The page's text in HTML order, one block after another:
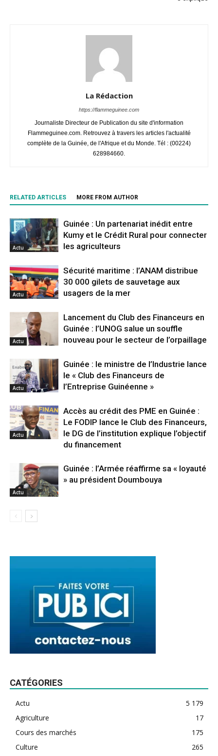
La Rédaction
https://flammeguinee.com
Journaliste Directeur de Publication du site d'information
Flammeguinee.com. Retrouvez à travers les articles l'actualité
complète de la Guinée, de l'Afrique et du Monde. Tél : (00224)
628984660.
RELATED ARTICLES MORE FROM AUTHOR
Actu
Guinée : Un partenariat inédit entre
Kumy et le Crédit Rural pour connecter
les agriculteurs
Actu
Sécurité maritime : l’ANAM distribue
30 000 gilets de sauvetage aux
usagers de la mer
Actu
Lancement du Club des Financeurs en
Guinée : l’UNOG salue un souffle
nouveau pour le secteur de l’orpaillage
Actu
Guinée : le ministre de l’Industrie lance
le « Club des Financeurs de
l’Entreprise Guinéenne »
Actu
Accès au crédit des PME en Guinée :
Le FODIP lance le Club des Financeurs,
le DG de l’institution explique l’objectif
du financement
Actu
Guinée : l’Armée réaffirme sa « loyauté
» au président Doumbouya
CATÉGORIES
Actu
5 179
Agriculture
17
Cours des marchés
175
Culture
265